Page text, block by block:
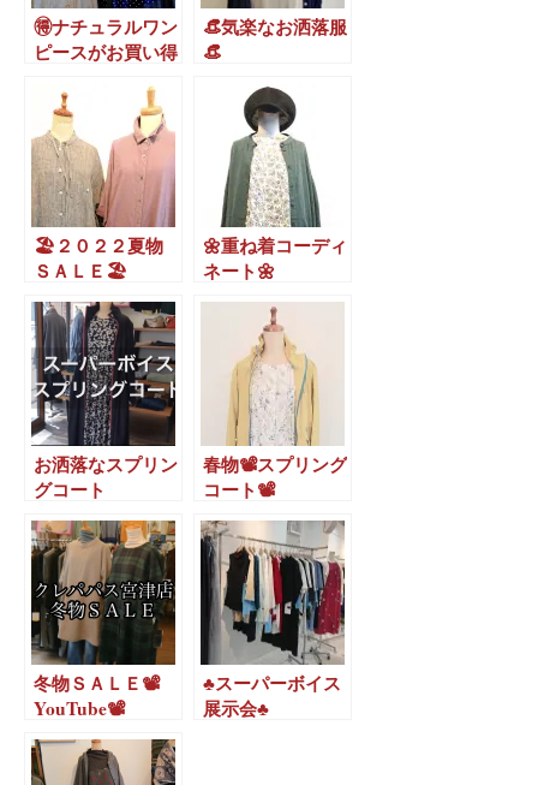
🉐ナチュラルワン
ピースがお買い得
👒気楽なお洒落服
👒
🏖２０２２夏物
ＳＡＬＥ🏖
🌼重ね着コーディ
ネート🌼
お洒落なスプリン
グコート
春物📽️スプリング
コート📽️
冬物ＳＡＬＥ📽️
YouTube📽️
♣️スーパーボイス
展示会♣️